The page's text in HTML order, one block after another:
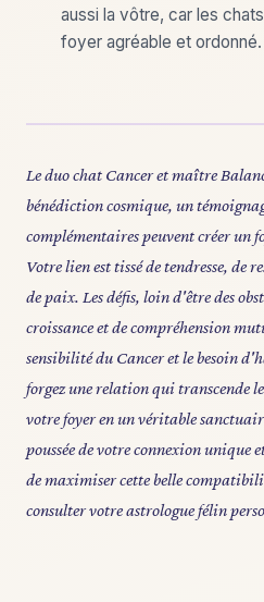
aussi la vôtre, car les
foyer agréable et ordonné.
Le duo chat Cancer et maître
bénédiction cosmique, un
complémentaires peuvent créer un
Votre lien est tissé de tendresse, de
de paix. Les défis, loin d'être des
croissance et de compréhension
sensibilité du Cancer et le besoin
forgez une relation qui transcende
votre foyer en un véritable
poussée de votre connexion unique
de maximiser cette belle
consulter votre astrologue félin